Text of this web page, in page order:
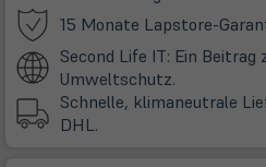
15 Monate Lapstore-
Second Life IT: Ein Beitrag
Umweltschutz.
Schnelle, klimaneutrale
DHL.